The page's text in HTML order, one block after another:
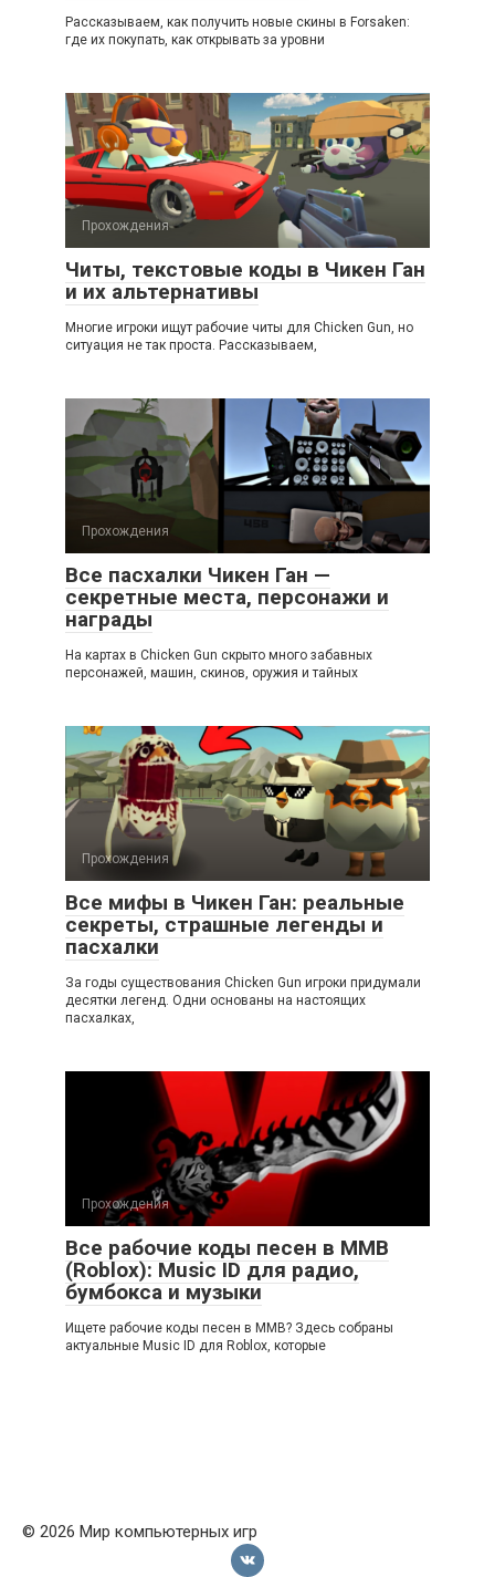
Рассказываем, как получить новые скины в Forsaken:
где их покупать, как открывать за уровни
Прохождения
Читы, текстовые коды в Чикен Ган
и их альтернативы
Многие игроки ищут рабочие читы для Chicken Gun, но
ситуация не так проста. Рассказываем,
Прохождения
Все пасхалки Чикен Ган —
секретные места, персонажи и
награды
На картах в Chicken Gun скрыто много забавных
персонажей, машин, скинов, оружия и тайных
Прохождения
Все мифы в Чикен Ган: реальные
секреты, страшные легенды и
пасхалки
За годы существования Chicken Gun игроки придумали
десятки легенд. Одни основаны на настоящих
пасхалках,
Прохождения
Все рабочие коды песен в ММВ
(Roblox): Music ID для радио,
бумбокса и музыки
Ищете рабочие коды песен в ММВ? Здесь собраны
актуальные Music ID для Roblox, которые
© 2026 Мир компьютерных игр